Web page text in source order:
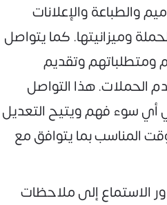
والطباعة والإعلانات
وميزانيتها. كما يتواصل
ومتطلباتهم وتقديم
الحملات. هذا التواصل
أي سوء فهم ويتيح التعديل
المناسب بما يتوافق مع
الاستماع إلى ملاحظات